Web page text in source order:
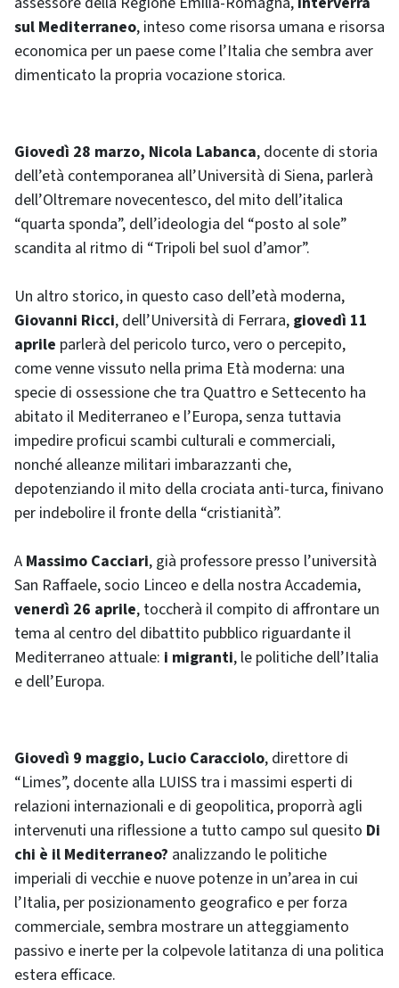
sul Mediterraneo, inteso come risorsa umana e risorsa
economica per un paese come l’Italia che sembra aver
dimenticato la propria vocazione storica.
Giovedì 28 marzo, Nicola Labanca, docente di storia
dell’età contemporanea all’Università di Siena, parlerà
dell’Oltremare novecentesco, del mito dell’italica
“quarta sponda”, dell’ideologia del “posto al sole”
scandita al ritmo di “Tripoli bel suol d’amor”.
Un altro storico, in questo caso dell’età moderna,
Giovanni Ricci, dell’Università di Ferrara, giovedì 11
aprile parlerà del pericolo turco, vero o percepito,
come venne vissuto nella prima Età moderna: una
specie di ossessione che tra Quattro e Settecento ha
abitato il Mediterraneo e l’Europa, senza tuttavia
impedire proficui scambi culturali e commerciali,
nonché alleanze militari imbarazzanti che,
depotenziando il mito della crociata anti-turca, finivano
per indebolire il fronte della “cristianità”.
A Massimo Cacciari, già professore presso l’università
San Raffaele, socio Linceo e della nostra Accademia,
venerdì 26 aprile, toccherà il compito di affrontare un
tema al centro del dibattito pubblico riguardante il
Mediterraneo attuale: i migranti, le politiche dell’Italia
e dell’Europa.
Giovedì 9 maggio, Lucio Caracciolo, direttore di
“Limes”, docente alla LUISS tra i massimi esperti di
relazioni internazionali e di geopolitica, proporrà agli
intervenuti una riflessione a tutto campo sul quesito Di
chi è il Mediterraneo? analizzando le politiche
imperiali di vecchie e nuove potenze in un’area in cui
l’Italia, per posizionamento geografico e per forza
commerciale, sembra mostrare un atteggiamento
passivo e inerte per la colpevole latitanza di una politica
estera efficace.